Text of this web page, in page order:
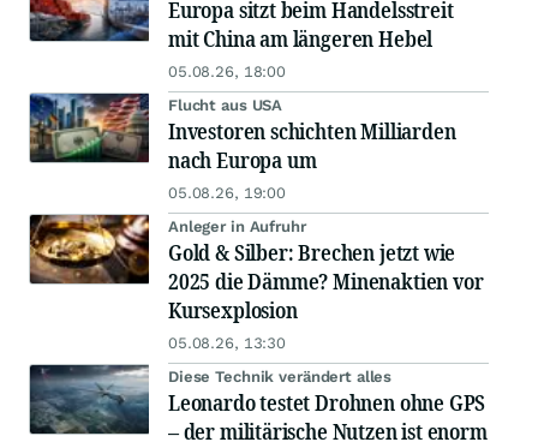
Europa sitzt beim Handelsstreit
mit China am längeren Hebel
05.08.26, 18:00
Flucht aus USA
Investoren schichten Milliarden
nach Europa um
05.08.26, 19:00
Anleger in Aufruhr
Gold & Silber: Brechen jetzt wie
2025 die Dämme? Minenaktien vor
Kursexplosion
05.08.26, 13:30
Diese Technik verändert alles
Leonardo testet Drohnen ohne GPS
– der militärische Nutzen ist enorm